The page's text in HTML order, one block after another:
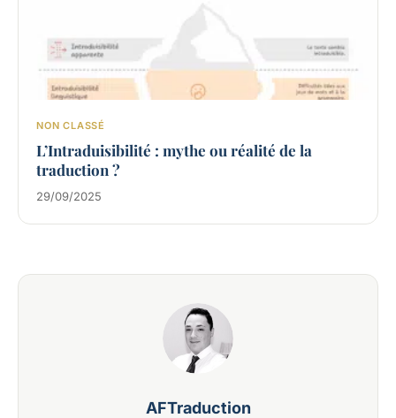
NON CLASSÉ
L’Intraduisibilité : mythe ou réalité de la
traduction ?
29/09/2025
AFTraduction